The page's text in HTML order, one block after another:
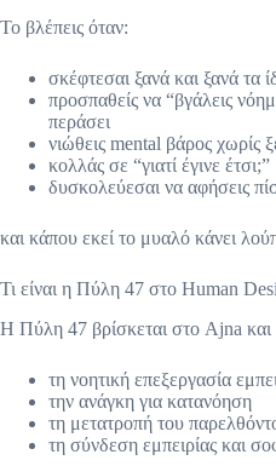
Το βλέπεις όταν:
σκέφτεσαι ξανά και ξανά τα
προσπαθείς να “βγάλεις
περάσει
νιώθεις mental βάρος χωρίς
κολλάς σε “γιατί έγινε έτσι;”
δυσκολεύεσαι να αφήσεις
και κάπου εκεί το μυαλό κάνει
Τι είναι η Πύλη 47 στο Human
Η Πύλη 47 βρίσκεται στο Ajna και
τη νοητική επεξεργασία
την ανάγκη για κατανόηση
τη μετατροπή του
τη σύνδεση εμπειρίας και